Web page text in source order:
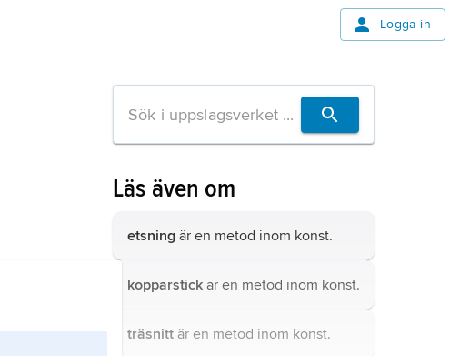
Logga in
Läs även om
etsning är en metod inom konst.
kopparstick är en metod inom konst.
träsnitt är en metod inom konst.